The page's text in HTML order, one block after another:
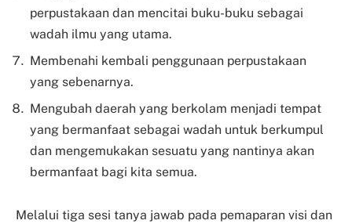
perpustakaan dan mencitai buku-buku sebagai
wadah ilmu yang utama.
Membenahi kembali penggunaan perpustakaan
yang sebenarnya.
Mengubah daerah yang berkolam menjadi tempat
yang bermanfaat sebagai wadah untuk berkumpul
dan mengemukakan sesuatu yang nantinya akan
bermanfaat bagi kita semua.
Melalui tiga sesi tanya jawab pada pemaparan visi dan